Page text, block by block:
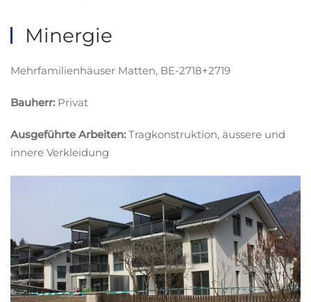
Minergie
Mehrfamilienhäuser Matten, BE-2718+2719
Bauherr: Privat
Ausgeführte Arbeiten: Tragkonstruktion, äussere und
innere Verkleidung